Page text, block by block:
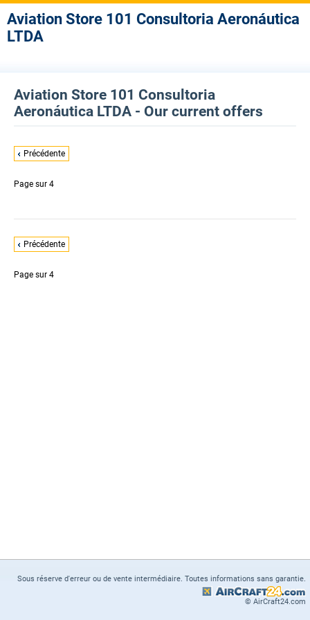
Aviation Store 101 Consultoria Aeronáutica
LTDA
Aviation Store 101 Consultoria
Aeronáutica LTDA - Our current offers
Précédente
Page sur 4
Précédente
Page sur 4
Sous réserve d'erreur ou de vente intermédiaire. Toutes informations sans garantie.
© AirCraft24.com